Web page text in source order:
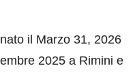
il Marzo 31, 2026
2025 a Rimini e